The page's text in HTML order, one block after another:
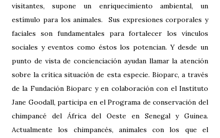
visitantes, supone un enriquecimiento ambiental, un
estímulo para los animales. Sus expresiones corporales y
faciales son fundamentales para fortalecer los vínculos
sociales y eventos como éstos los potencian. Y desde un
punto de vista de concienciación ayudan llamar la atención
sobre la crítica situación de esta especie. Bioparc, a través
de la Fundación Bioparc y en colaboración con el Instituto
Jane Goodall, participa en el Programa de conservación del
chimpancé del África del Oeste en Senegal y Guinea.
Actualmente los chimpancés, animales con los que el